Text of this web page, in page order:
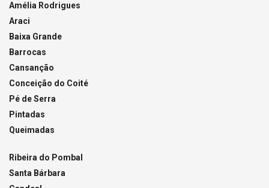
Amélia Rodrigues
Araci
Baixa Grande
Barrocas
Cansanção
Conceição do Coité
Pé de Serra
Pintadas
Queimadas
Ribeira do Pombal
Santa Bárbara